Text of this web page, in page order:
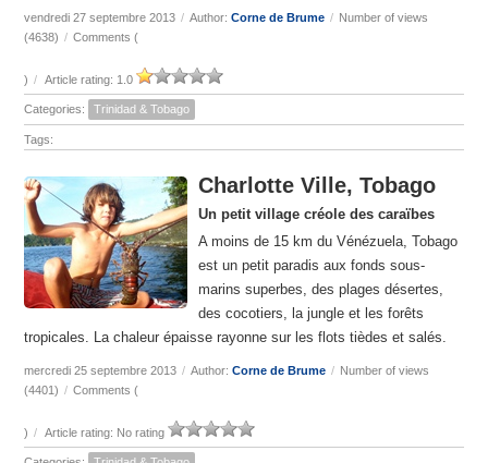
vendredi 27 septembre 2013 / Author:Corne de Brume / Number of views
(4638) / Comments (
) / Article rating: 1.0
Categories: Trinidad & Tobago
Tags:
Charlotte Ville, Tobago
Un petit village créole des caraïbes
A moins de 15 km du Vénézuela, Tobago
est un petit paradis aux fonds sous-
marins superbes, des plages désertes,
des cocotiers, la jungle et les forêts
tropicales. La chaleur épaisse rayonne sur les flots tièdes et salés.
mercredi 25 septembre 2013 / Author:Corne de Brume / Number of views
(4401) / Comments (
) / Article rating: No rating